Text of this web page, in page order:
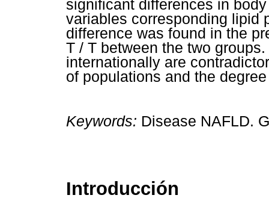
significant differences in
variables corresponding lipid
difference was found in the
T / T between the two
internationally are
of populations and the
Keywords: Disease NAFLD.
Introducción